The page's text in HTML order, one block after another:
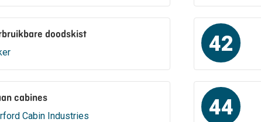
doodskist 42
cabines
Cabin Industries 44